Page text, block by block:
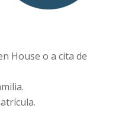
House o a cita de